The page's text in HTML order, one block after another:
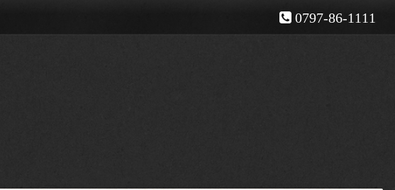
0797-86-1111